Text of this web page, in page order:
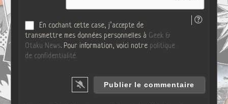
En cochant cette case, j’accepte de
transmettre mes données personnelles à Geek &
Otaku News. Pour information, voici notre politique
de confidentialité